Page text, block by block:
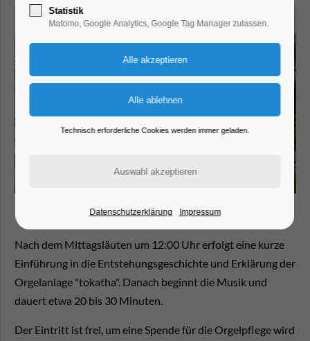
Nach dem Mittagsläuten um 12:00 Uhr erfolgt eine kurze
Einführung in die Entstehungsgeschichte und Erklärung der
Orgelanlage "tokatha". Danach beginnt die Musik und
dauert etwa 20 bis 30 Minuten.
Der Eintritt ist frei, um eine Spende für die Orgelpflege wird
Statistik
Matomo, Google Analytics, Google Tag Manager zulassen.
Technisch erforderliche Cookies werden immer geladen.
Datenschutzerklärung Impressum